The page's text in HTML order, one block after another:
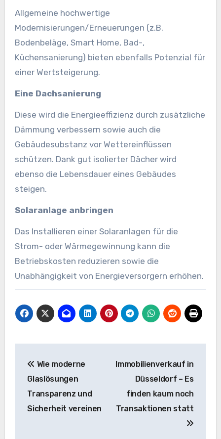
Allgemeine hochwertige
Modernisierungen/Erneuerungen (z.B.
Bodenbeläge, Smart Home, Bad-,
Küchensanierung) bieten ebenfalls Potenzial für
einer Wertsteigerung.
Eine Dachsanierung
Diese wird die Energieeffizienz durch zusätzliche
Dämmung verbessern sowie auch die
Gebäudesubstanz vor Wettereinflüssen
schützen. Dank gut isolierter Dächer wird
ebenso die Lebensdauer eines Gebäudes
steigen.
Solaranlage anbringen
Das Installieren einer Solaranlagen für die
Strom- oder Wärmegewinnung kann die
Betriebskosten reduzieren sowie die
Unabhängigkeit von Energieversorgern erhöhen.
Wie moderne
Glaslösungen
Transparenz und
Sicherheit vereinen
Immobilienverkauf in
Düsseldorf – Es
finden kaum noch
Transaktionen statt